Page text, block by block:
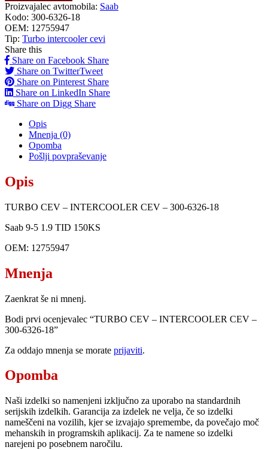
Proizvajalec avtomobila: Saab
Kodo: 300-6326-18
OEM: 12755947
Tip: Turbo intercooler cevi
Share this
Share on Facebook Share
Share on TwitterTweet
Share on Pinterest Share
Share on LinkedIn Share
Share on Digg Share
Opis
Mnenja (0)
Opomba
Pošlji povpraševanje
Opis
TURBO CEV – INTERCOOLER CEV – 300-6326-18
Saab 9-5 1.9 TID 150KS
OEM: 12755947
Mnenja
Zaenkrat še ni mnenj.
Bodi prvi ocenjevalec “TURBO CEV – INTERCOOLER CEV –
300-6326-18”
Za oddajo mnenja se morate prijaviti.
Opomba
Naši izdelki so namenjeni izključno za uporabo na standardnih
serijskih izdelkih. Garancija za izdelek ne velja, če so izdelki
nameščeni na vozilih, kjer se izvajajo spremembe, da povečajo moč
mehanskih in programskih aplikacij. Za te namene so izdelki
narejeni po posebnem naročilu.